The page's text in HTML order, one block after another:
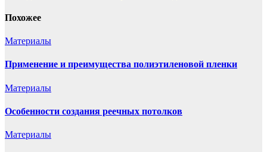
Похожее
Материалы
Применение и преимущества полиэтиленовой пленки
Материалы
Особенности создания реечных потолков
Материалы